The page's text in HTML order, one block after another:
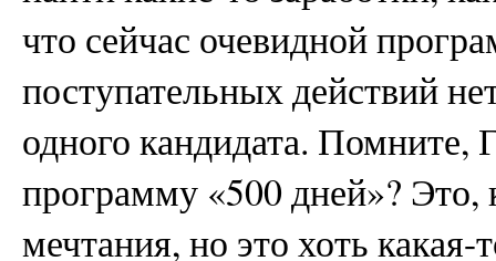
что сейчас очевидной
поступательных действий
одного кандидата. Помните,
программу «500 дней»?
мечтания, но это хоть